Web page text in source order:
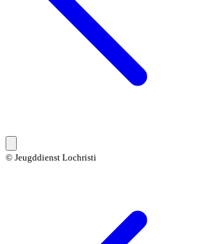
© Jeugddienst Lochristi